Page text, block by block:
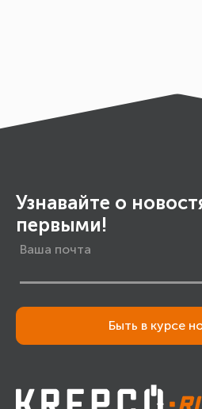
Узнавайте о
первыми!
Быть в курсе